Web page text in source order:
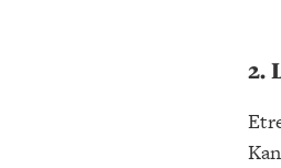
2.